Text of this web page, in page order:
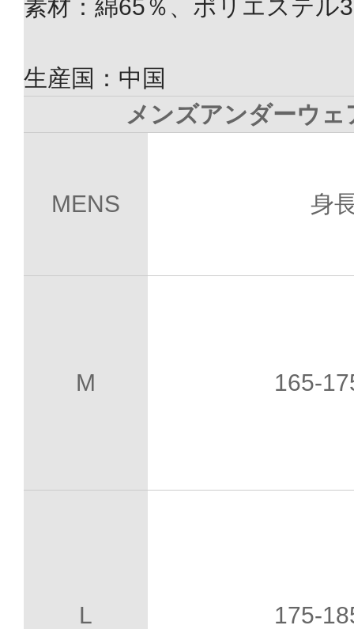
素材：綿65％、ポリエステル
生産国：中国
メンズアンダーウ
MENS 身
M 165-
L 175-